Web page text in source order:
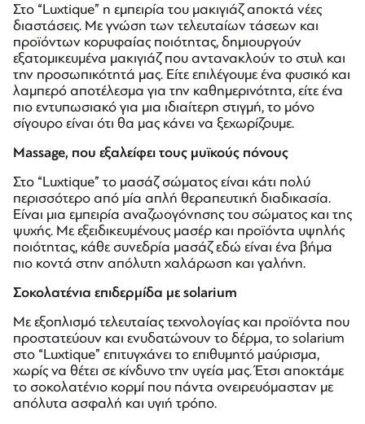
Στο “Luxtique” η εμπειρία του μακιγιάζ αποκτά νέες
διαστάσεις. Με γνώση των τελευταίων τάσεων και
προϊόντων κορυφαίας ποιότητας, δημιουργούν
εξατομικευμένα μακιγιάζ που αντανακλούν το στυλ και
την προσωπικότητά μας. Είτε επιλέγουμε ένα φυσικό και
λαμπερό αποτέλεσμα για την καθημερινότητα, είτε ένα
πιο εντυπωσιακό για μια ιδιαίτερη στιγμή, το μόνο
σίγουρο είναι ότι θα μας κάνει να ξεχωρίζουμε.
Massage, που εξαλείφει τους μυϊκούς πόνους
Στο “Luxtique” το μασάζ σώματος είναι κάτι πολύ
περισσότερο από μία απλή θεραπευτική διαδικασία.
Είναι μια εμπειρία αναζωογόνησης του σώματος και της
ψυχής. Με εξειδικευμένους μασέρ και προϊόντα υψηλής
ποιότητας, κάθε συνεδρία μασάζ εδώ είναι ένα βήμα
πιο κοντά στην απόλυτη χαλάρωση και γαλήνη.
Σοκολατένια επιδερμίδα με solarium
Με εξοπλισμό τελευταίας τεχνολογίας και προϊόντα που
προστατεύουν και ενυδατώνουν το δέρμα, το solarium
στο “Luxtique” επιτυγχάνει το επιθυμητό μαύρισμα,
χωρίς να θέτει σε κίνδυνο την υγεία μας. Έτσι αποκτάμε
το σοκολατένιο κορμί που πάντα ονειρευόμασταν με
απόλυτα ασφαλή και υγιή τρόπο.